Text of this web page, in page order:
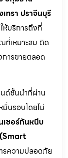
ทรา ปราจีนบุรี
ห้บริการถึงที่
เหมาะสม ติด
ารขายตลอด
นด์ชั้นนำที่ผ่าน
นรอบโดยไม่
เซอร์กันหนีบ
รความปลอดภัย